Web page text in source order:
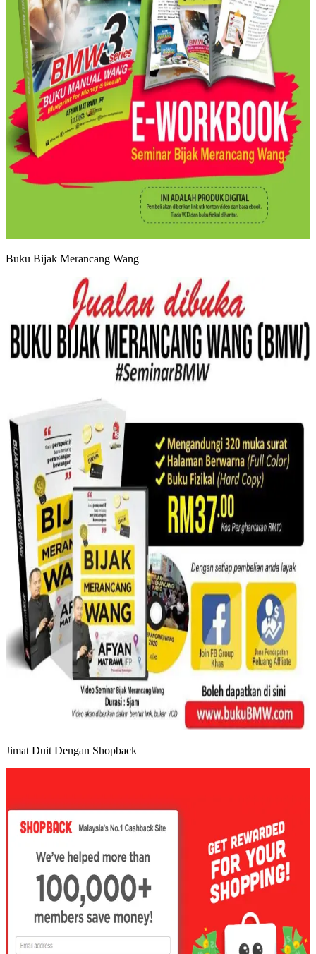
Buku Bijak Merancang Wang
Jimat Duit Dengan Shopback